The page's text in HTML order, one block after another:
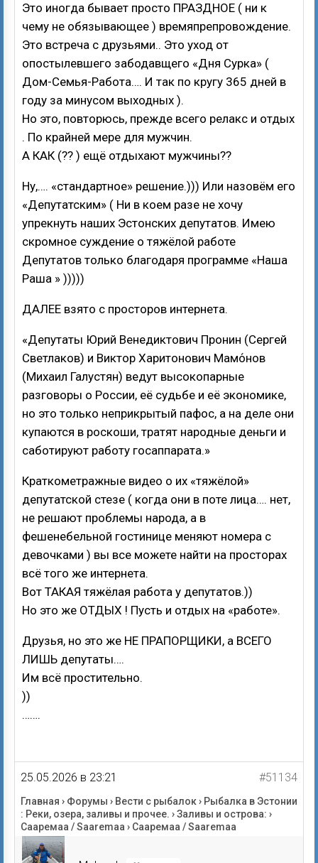
Это иногда бывает просто ПРАЗДНОЕ ( ни к
чему не обязывающее ) времяпрепровождение.
Это встреча с друзьями.. Это уход от
опостылевшего забодавщего «Дня Сурка» (
Дом-Семья-Работа…. И так по кругу 365 дней в
году за минусом выходных ).
Но это, повторюсь, прежде всего релакс и отдых
. По крайней мере для мужчин.
А КАК (?? ) ещё отдыхают мужчины??
Ну,…. «стандартное» решение.))) Или назовём его
«Депутатским» ( Ни в коем разе не хочу
упрекнуть наших Эстонских депутатов. Имею
скромное суждение о тяжёлой работе
Депутатов только благодаря программе «Наша
Раша » )))))
ДАЛЕЕ взято с просторов интернета.
«Депутаты Юрий Венедиктович Пронин (Сергей
Светлаков) и Виктор Харитонович Мамо́нов
(Михаил Галустян) ведут высокопарные
разговоры о России, её судьбе и её экономике,
но это только неприкрытый пафос, а на деле они
купаются в роскоши, тратят народные деньги и
саботируют работу госаппарата.»
Краткометражные видео о их «тяжёлой»
депутатской стезе ( когда они в поте лица…. нет,
не решают проблемы народа, а в
фешенебельной гостинице меняют номера с
девочками ) вы все можете найти на просторах
всё того же интернета.
Вот ТАКАЯ тяжёлая работа у депутатов.))
Но это же ОТДЫХ ! Пусть и отдых на «работе».
Друзья, но это же НЕ ПРАПОРЩИКИ, а ВСЕГО
ЛИШЬ депутаты….
Им всё простительно.
))
…….
25.05.2026 в 23:21 #51134
Главная › Форумы › Вести с рыбалок› Рыбалка в Эстонии
: Реки, озера, заливы и прочее. ›Заливы и острова: ›
Сааремаа / Saaremaa › Сааремаа / Saaremaa